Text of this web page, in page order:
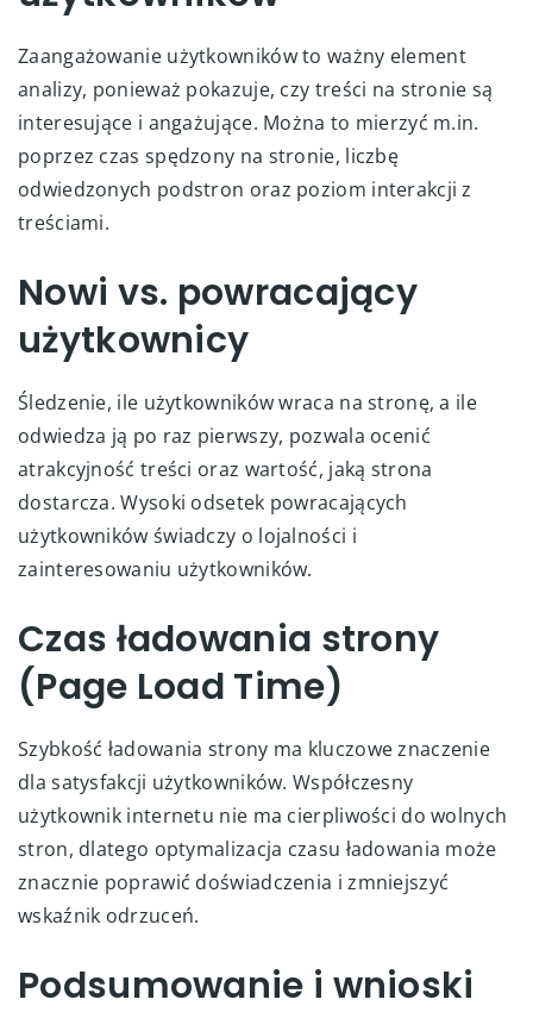
Zaangażowanie użytkowników to ważny element
analizy, ponieważ pokazuje, czy treści na stronie są
interesujące i angażujące. Można to mierzyć m.in.
poprzez czas spędzony na stronie, liczbę
odwiedzonych podstron oraz poziom interakcji z
treściami.
Nowi vs. powracający
użytkownicy
Śledzenie, ile użytkowników wraca na stronę, a ile
odwiedza ją po raz pierwszy, pozwala ocenić
atrakcyjność treści oraz wartość, jaką strona
dostarcza. Wysoki odsetek powracających
użytkowników świadczy o lojalności i
zainteresowaniu użytkowników.
Czas ładowania strony
(Page Load Time)
Szybkość ładowania strony ma kluczowe znaczenie
dla satysfakcji użytkowników. Współczesny
użytkownik internetu nie ma cierpliwości do wolnych
stron, dlatego optymalizacja czasu ładowania może
znacznie poprawić doświadczenia i zmniejszyć
wskaźnik odrzuceń.
Podsumowanie i wnioski